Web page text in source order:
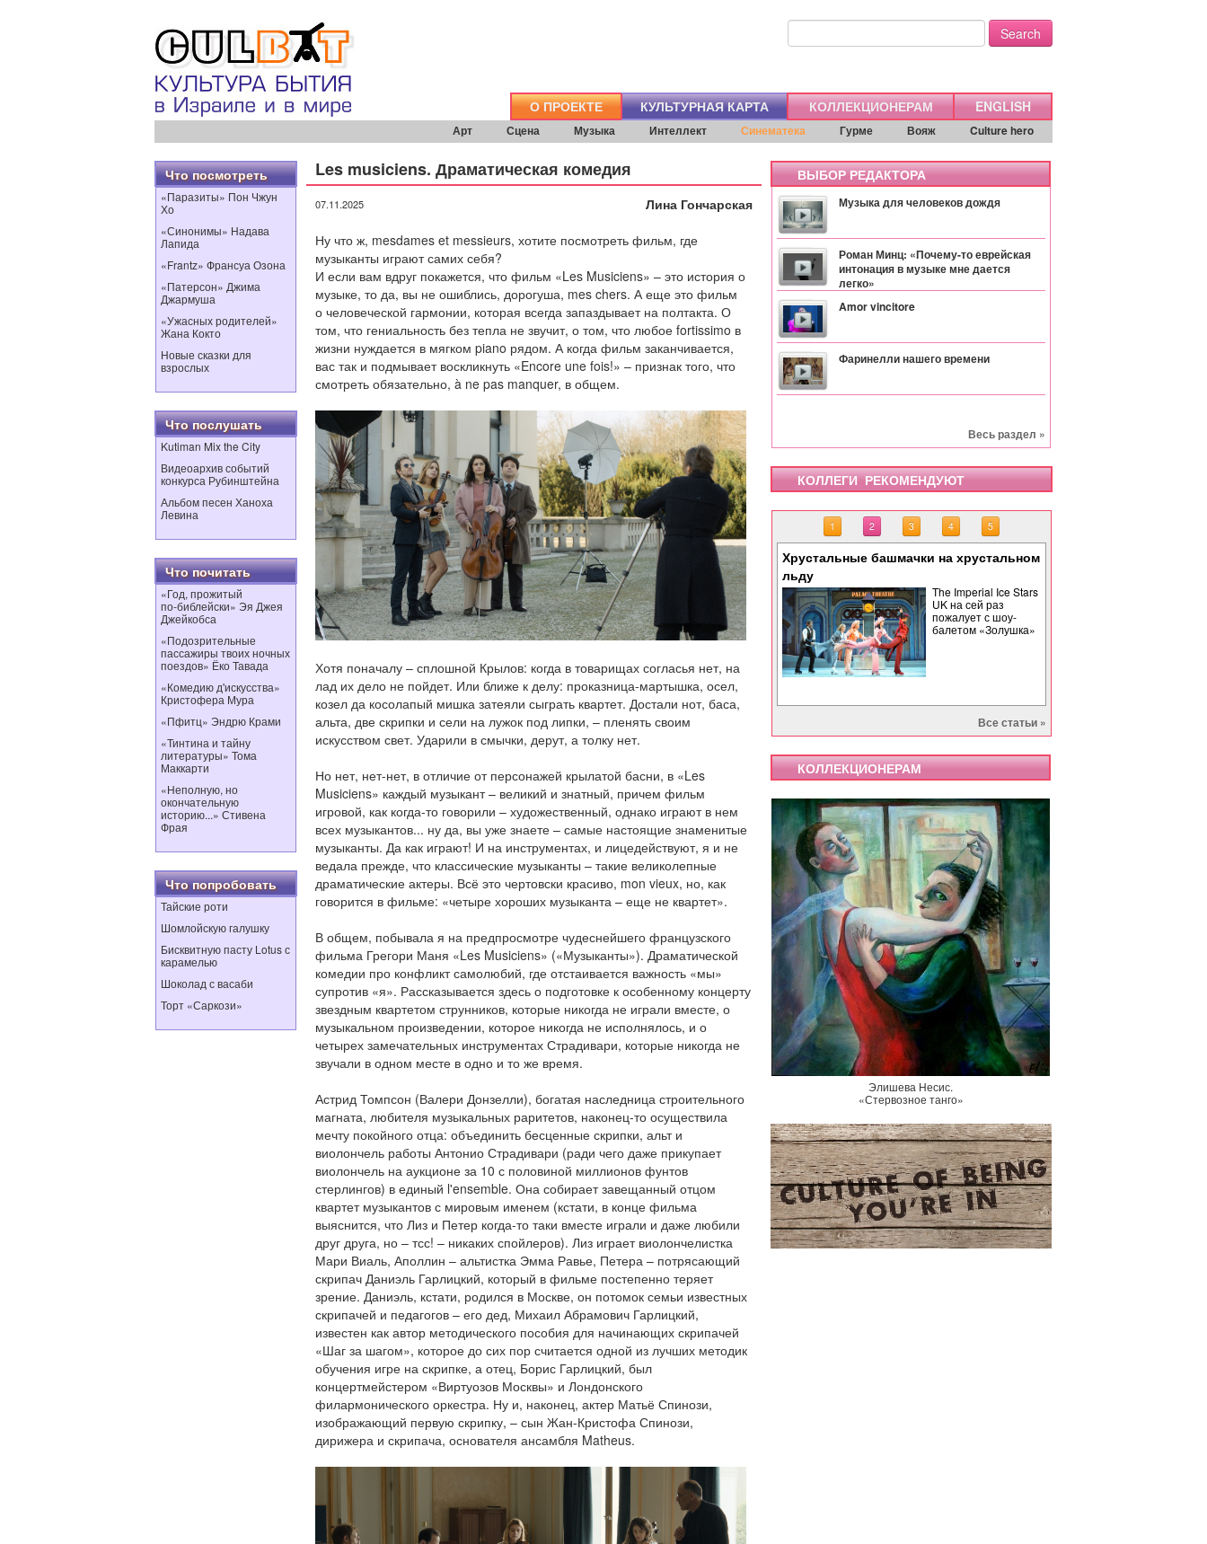
Search
О ПРОЕКТЕ КУЛЬТУРНАЯ КАРТА КОЛЛЕКЦИОНЕРАМ ENGLISH
Арт Сцена Музыка Интеллект Синематека Гурме Вояж Culture hero
Что посмотреть
«Паразиты» Пон Чжун
Хо
«Синонимы» Надава
Лапида
«Frantz» Франсуа Озона
«Патерсон» Джима
Джармуша
«Ужасных родителей»
Жана Кокто
Новые сказки для
взрослых
Что послушать
Kutiman Mix the City
Видеоархив событий
конкурса Рубинштейна
Альбом песен Ханоха
Левина
Что почитать
«Год, прожитый
по‑библейски» Эя Джея
Джейкобса
«Подозрительные
пассажиры твоих ночных
поездов» Ёко Тавада
«Комедию д'искусства»
Кристофера Мура
«Пфитц» Эндрю Крами
«Тинтина и тайну
литературы» Тома
Маккарти
«Неполную, но
окончательную
историю...» Стивена
Фрая
Что попробовать
Тайские роти
Шомлойскую галушку
Бисквитную пасту Lotus с
карамелью
Шоколад с васаби
Торт «Саркози»
Les musiciens. Драматическая комедия
07.11.2025
Лина Гончарская
Ну что ж, mesdames et messieurs, хотите посмотреть фильм, где
музыканты играют самих себя?
И если вам вдруг покажется, что фильм «Les Musiciens» – это история о
музыке, то да, вы не ошиблись, дорогуша, mes chers. А еще это фильм
о человеческой гармонии, которая всегда запаздывает на полтакта. О
том, что гениальность без тепла не звучит, о том, что любое fortissimo в
жизни нуждается в мягком piano рядом. А когда фильм заканчивается,
вас так и подмывает воскликнуть «Encore une fois!» – признак того, что
смотреть обязательно, à ne pas manquer, в общем.
Хотя поначалу – сплошной Крылов: когда в товарищах согласья нет, на
лад их дело не пойдет. Или ближе к делу: проказница-мартышка, осел,
козел да косолапый мишка затеяли сыграть квартет. Достали нот, баса,
альта, две скрипки и сели на лужок под липки, – пленять своим
искусством свет. Ударили в смычки, дерут, а толку нет.
Но нет, нет-нет, в отличие от персонажей крылатой басни, в «Les
Musiciens» каждый музыкант – великий и знатный, причем фильм
игровой, как когда-то говорили – художественный, однако играют в нем
всех музыкантов... ну да, вы уже знаете – самые настоящие знаменитые
музыканты. Да как играют! И на инструментах, и лицедействуют, я и не
ведала прежде, что классические музыканты – такие великолепные
драматические актеры. Всё это чертовски красиво, mon vieux, но, как
говорится в фильме: «четыре хороших музыканта – еще не квартет».
В общем, побывала я на предпросмотре чудеснейшего французского
фильма Грегори Маня «Les Musiciens» («Музыканты»). Драматической
комедии про конфликт самолюбий, где отстаивается важность «мы»
супротив «я». Рассказывается здесь о подготовке к особенному концерту
звездным квартетом струнников, которые никогда не играли вместе, о
музыкальном произведении, которое никогда не исполнялось, и о
четырех замечательных инструментах Страдивари, которые никогда не
звучали в одном месте в одно и то же время.
Астрид Томпсон (Валери Донзелли), богатая наследница строительного
магната, любителя музыкальных раритетов, наконец-то осуществила
мечту покойного отца: объединить бесценные скрипки, альт и
виолончель работы Антонио Страдивари (ради чего даже прикупает
виолончель на аукционе за 10 с половиной миллионов фунтов
стерлингов) в единый l'ensemble. Она собирает завещанный отцом
квартет музыкантов с мировым именем (кстати, в конце фильма
выяснится, что Лиз и Петер когда-то таки вместе играли и даже любили
друг друга, но – тсс! – никаких спойлеров). Лиз играет виолончелистка
Мари Виаль, Аполлин – альтистка Эмма Равье, Петера – потрясающий
скрипач Даниэль Гарлицкий, который в фильме постепенно теряет
зрение. Даниэль, кстати, родился в Москве, он потомок семьи известных
скрипачей и педагогов – его дед, Михаил Абрамович Гарлицкий,
известен как автор методического пособия для начинающих скрипачей
«Шаг за шагом», которое до сих пор считается одной из лучших методик
обучения игре на скрипке, а отец, Борис Гарлицкий, был
концертмейстером «Виртуозов Москвы» и Лондонского
филармонического оркестра. Ну и, наконец, актер Матьё Спинози,
изображающий первую скрипку, – сын Жан-Кристофа Спинози,
дирижера и скрипача, основателя ансамбля Matheus.
ВЫБОР РЕДАКТОРА
Музыка для человеков дождя
Роман Минц: «Почему-то еврейская
интонация в музыке мне дается
легко»
Amor vincitore
Фаринелли нашего времени
Весь раздел »
КОЛЛЕГИ РЕКОМЕНДУЮТ
1 2 3 4 5
Хрустальные башмачки на хрустальном
льду
The Imperial Ice Stars
UK на сей раз
пожалует с шоу-
балетом «Золушка»
Все статьи »
КОЛЛЕКЦИОНЕРАМ
Элишева Несис.
«Стервозное танго»